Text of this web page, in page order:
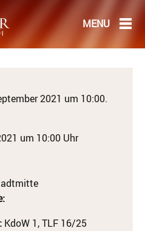
2021 um 10:00.
um 10:00 Uhr
: KdoW 1, TLF 16/25